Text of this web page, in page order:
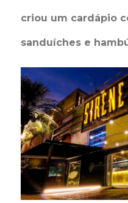
criou um cardápio
sanduíches e